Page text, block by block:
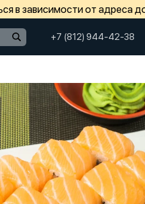
в зависимости от адреса
+7 (812) 944-42-38